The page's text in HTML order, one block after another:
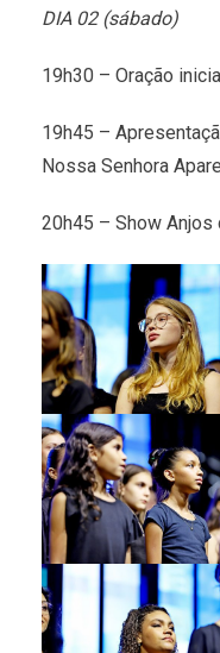
DIA 02 (sábado)
19h30 – Oração
19h45 –
Nossa Senhora
20h45 – Show Anjos